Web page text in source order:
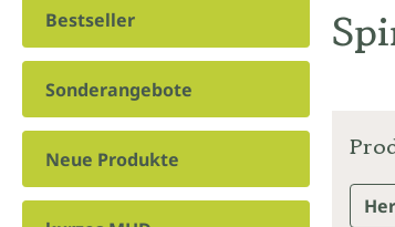
Bestseller
Sonderangebote
Neue Produkte